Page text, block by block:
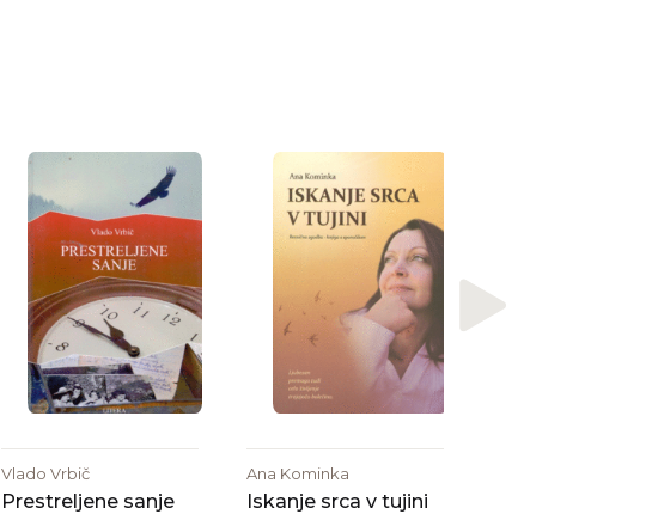
Vlado Vrbič
Prestreljene sanje
Ana Kominka
Iskanje srca v tujini